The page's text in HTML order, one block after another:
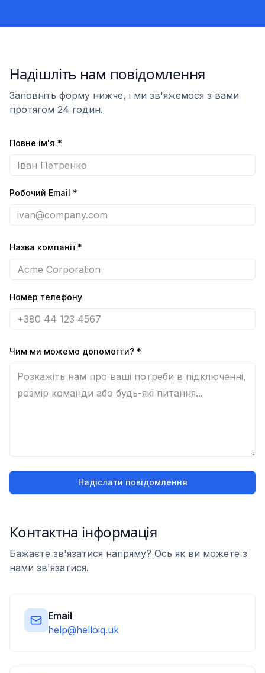
Надішліть нам повідомлення
Заповніть форму нижче, і ми зв'яжемося з вами
протягом 24 годин.
Повне ім'я *
Робочий Email *
Назва компанії*
Номер телефону
Чим ми можемо допомогти? *
Надіслати повідомлення
Контактна інформація
Бажаєте зв'язатися напряму? Ось як ви можете з
нами зв'язатися.
Email
help@helloiq.uk